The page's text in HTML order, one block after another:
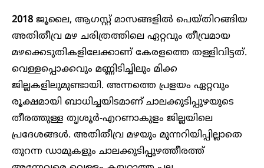
2018 ജൂലൈ, ആഗസ്റ്റ് മാസങ്ങളിൽ പെയ്തിറങ്ങിയ
അതിതീവ്ര മഴ ചരിത്രത്തിലെ ഏറ്റവും തീവ്രമായ
മഴക്കെടുതികളിലേക്കാണ് കേരളത്തെ തള്ളിവിട്ടത്.
വെള്ളപ്പൊക്കവും മണ്ണിടിച്ചിലും മിക്ക
ജില്ലകളിലുമുണ്ടായി. അന്നത്തെ പ്രളയം ഏറ്റവും
രൂക്ഷമായി ബാധിച്ചയിടമാണ് ചാലക്കുടിപ്പുഴയുടെ
തീരത്തുള്ള തൃശൂർ-എറണാകുളം ജില്ലയിലെ
പ്രദേശങ്ങൾ. അതിതീവ്ര മഴയും മുന്നറിയിപ്പില്ലാതെ
തുറന്ന ഡാമുകളും ചാലക്കുടിപ്പുഴത്തീരത്ത്